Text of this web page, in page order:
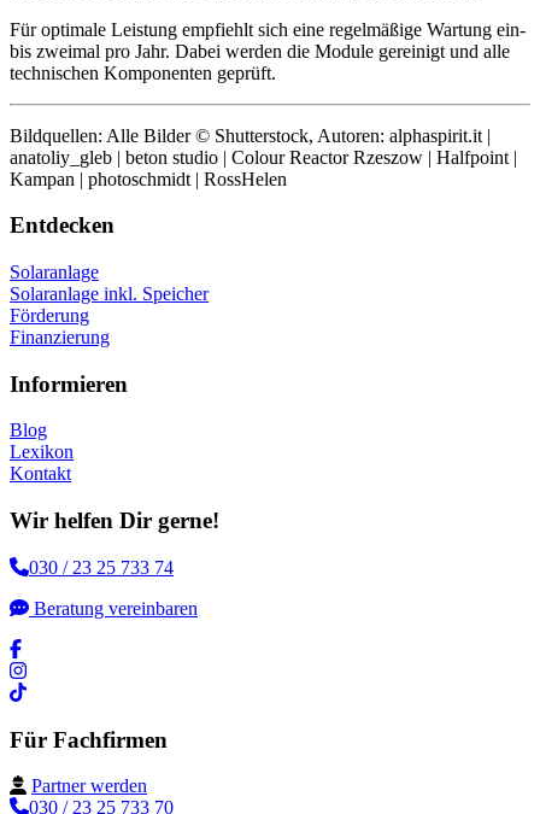
Für optimale Leistung empfiehlt sich eine regelmäßige Wartung ein-
bis zweimal pro Jahr. Dabei werden die Module gereinigt und alle
technischen Komponenten geprüft.
Bildquellen: Alle Bilder © Shutterstock, Autoren: alphaspirit.it |
anatoliy_gleb | beton studio | Colour Reactor Rzeszow | Halfpoint |
Kampan | photoschmidt | RossHelen
Entdecken
Solaranlage
Solaranlage inkl. Speicher
Förderung
Finanzierung
Informieren
Blog
Lexikon
Kontakt
Wir helfen Dir gerne!
030 / 23 25 733 74
Beratung vereinbaren
Für Fachfirmen
Partner werden
030 / 23 25 733 70